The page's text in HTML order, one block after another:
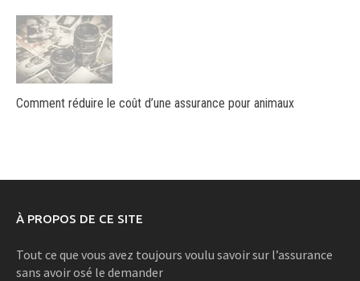
Comment réduire le coût d’une assurance pour animaux
À PROPOS DE CE SITE
Tout ce que vous avez toujours voulu savoir sur l’assurance
sans avoir osé le demander